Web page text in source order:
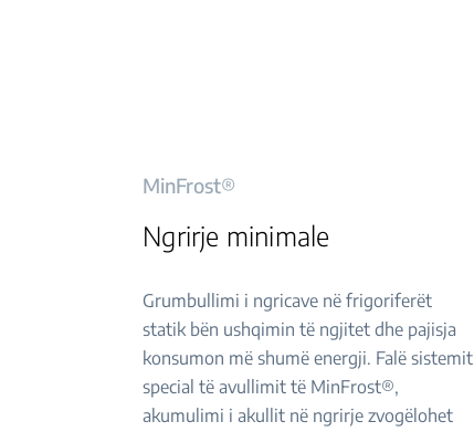
MinFrost®
Ngrirje minimale
Grumbullimi i ngricave në frigoriferët
statik bën ushqimin të ngjitet dhe pajisja
konsumon më shumë energji. Falë sistemit
special të avullimit të MinFrost®,
akumulimi i akullit në ngrirje zvogëlohet